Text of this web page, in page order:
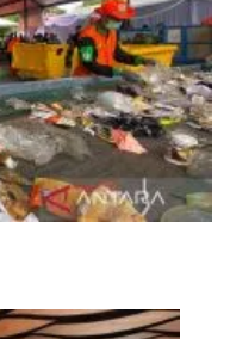
1.120 ton per hari